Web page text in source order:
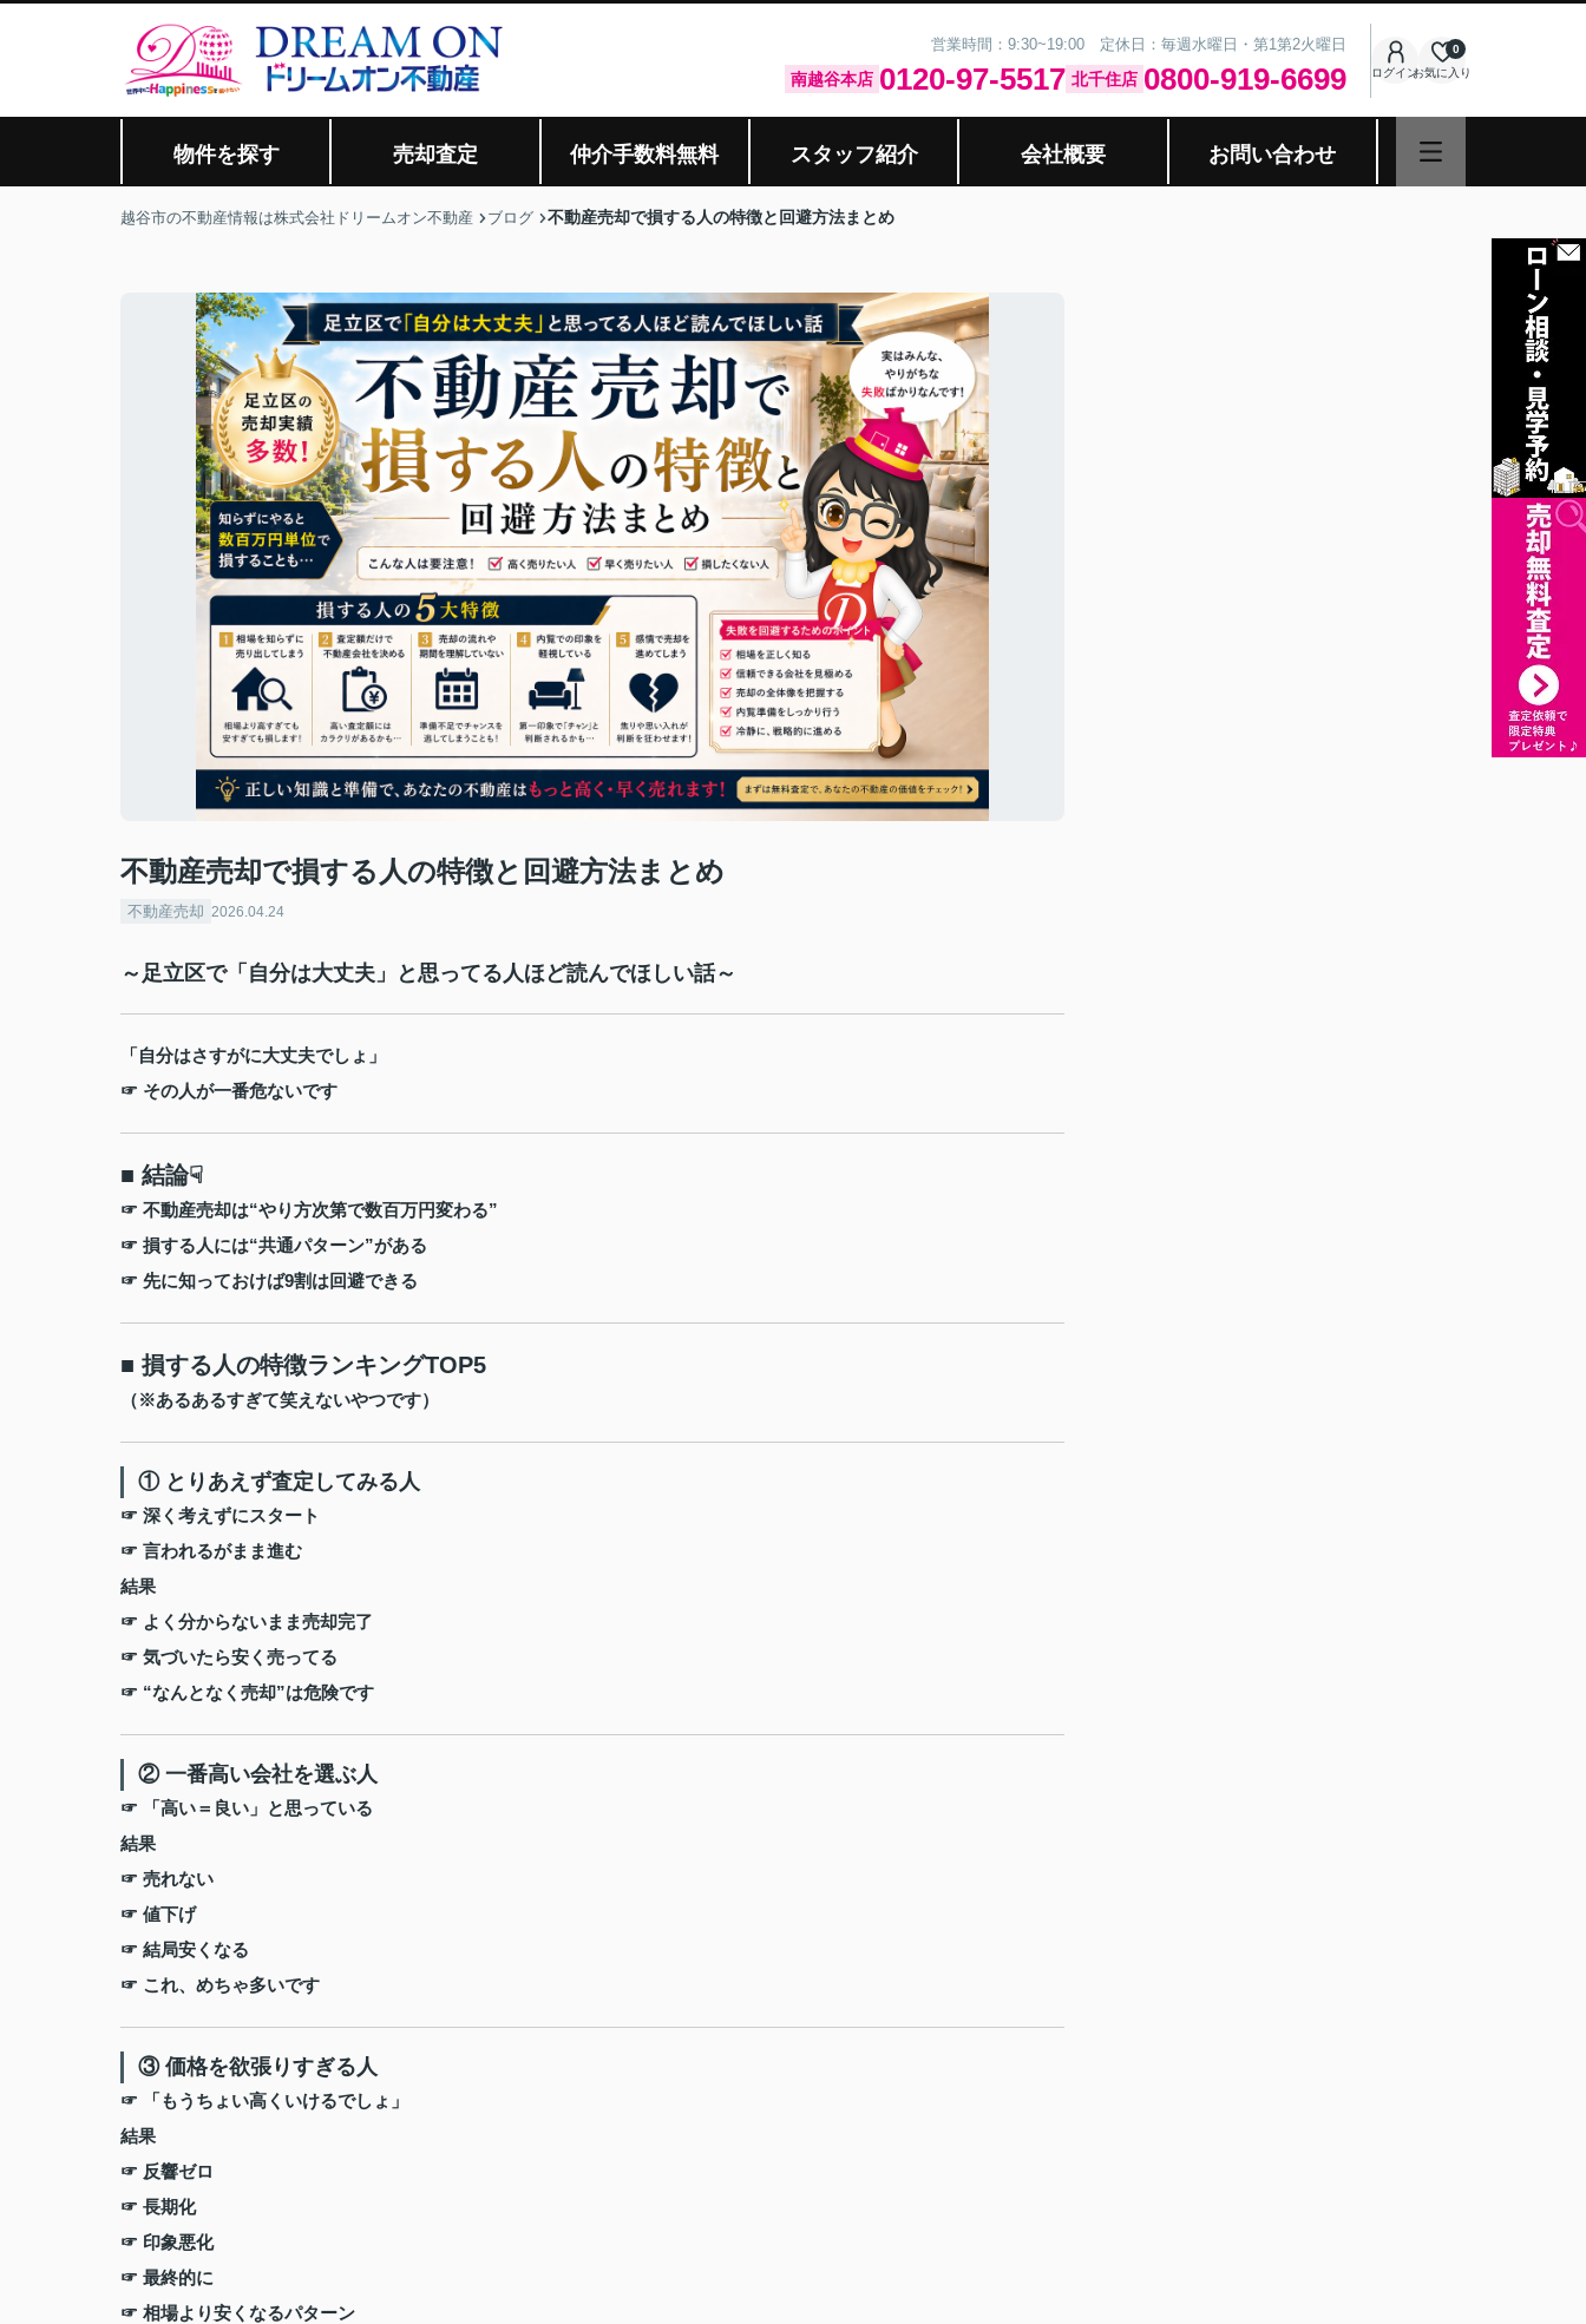
営業時間：9:30~19:00 定休日：毎週水曜日・第1第2火曜日
南越谷本店 0120-97-5517 北千住店 0800-919-6699 ログインお気に入り
0
物件を探す 売却査定 仲介手数料無料 スタッフ紹介 会社概要 お問い合わせ
越谷市の不動産情報は株式会社ドリームオン不動産 ブログ 不動産売却で損する人の特徴と回避方法まとめ
不動産売却で損する人の特徴と回避方法まとめ
不動産売却 2026.04.24
～足立区で「自分は大丈夫」と思ってる人ほど読んでほしい話～
「自分はさすがに大丈夫でしょ」
☞ その人が一番危ないです
■ 結論☟
☞ 不動産売却は“やり方次第で数百万円変わる”
☞ 損する人には“共通パターン”がある
☞ 先に知っておけば9割は回避できる
■ 損する人の特徴ランキングTOP5
（※あるあるすぎて笑えないやつです）
① とりあえず査定してみる人
☞ 深く考えずにスタート
☞ 言われるがまま進む
結果
☞ よく分からないまま売却完了
☞ 気づいたら安く売ってる
☞ “なんとなく売却”は危険です
② 一番高い会社を選ぶ人
☞ 「高い＝良い」と思っている
結果
☞ 売れない
☞ 値下げ
☞ 結局安くなる
☞ これ、めちゃ多いです
③ 価格を欲張りすぎる人
☞ 「もうちょい高くいけるでしょ」
結果
☞ 反響ゼロ
☞ 長期化
☞ 印象悪化
☞ 最終的に
☞ 相場より安くなるパターン